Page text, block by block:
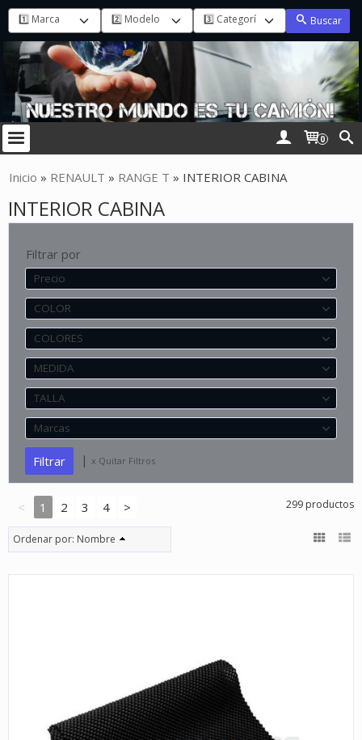
Buscar
0
Inicio » RENAULT » RANGE T » INTERIOR CABINA
INTERIOR CABINA
Filtrar por
Precio
COLOR
COLORES
MEDIDA
TALLA
Marcas
| x Quitar Filtros
< 1 2 3 4 > 299 productos
Ordenar por: Nombre